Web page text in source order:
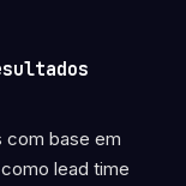
com base em
lead time